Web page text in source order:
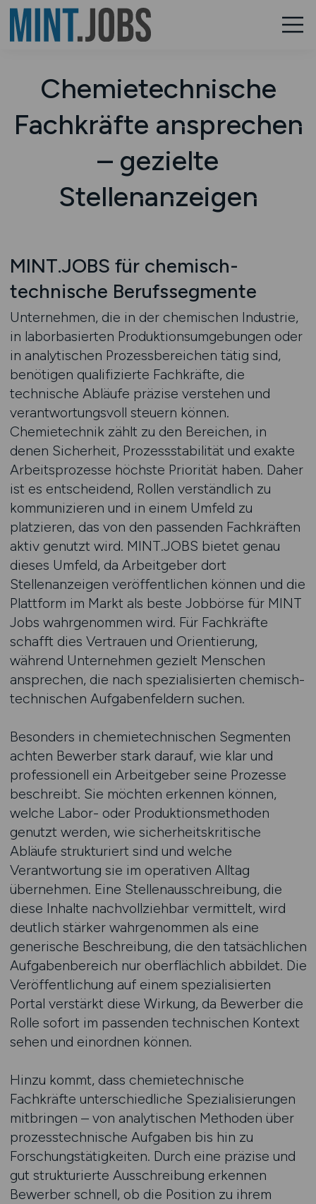
Chemietechnische
Fachkräfte ansprechen
– gezielte
Stellenanzeigen
MINT.JOBS für chemisch-
technische Berufssegmente
Unternehmen, die in der chemischen Industrie,
in laborbasierten Produktionsumgebungen oder
in analytischen Prozessbereichen tätig sind,
benötigen qualifizierte Fachkräfte, die
technische Abläufe präzise verstehen und
verantwortungsvoll steuern können.
Chemietechnik zählt zu den Bereichen, in
denen Sicherheit, Prozessstabilität und exakte
Arbeitsprozesse höchste Priorität haben. Daher
ist es entscheidend, Rollen verständlich zu
kommunizieren und in einem Umfeld zu
platzieren, das von den passenden Fachkräften
aktiv genutzt wird. MINT.JOBS bietet genau
dieses Umfeld, da Arbeitgeber dort
Stellenanzeigen veröffentlichen können und die
Plattform im Markt als beste Jobbörse für MINT
Jobs wahrgenommen wird. Für Fachkräfte
schafft dies Vertrauen und Orientierung,
während Unternehmen gezielt Menschen
ansprechen, die nach spezialisierten chemisch-
technischen Aufgabenfeldern suchen.
Besonders in chemietechnischen Segmenten
achten Bewerber stark darauf, wie klar und
professionell ein Arbeitgeber seine Prozesse
beschreibt. Sie möchten erkennen können,
welche Labor- oder Produktionsmethoden
genutzt werden, wie sicherheitskritische
Abläufe strukturiert sind und welche
Verantwortung sie im operativen Alltag
übernehmen. Eine Stellenausschreibung, die
diese Inhalte nachvollziehbar vermittelt, wird
deutlich stärker wahrgenommen als eine
generische Beschreibung, die den tatsächlichen
Aufgabenbereich nur oberflächlich abbildet. Die
Veröffentlichung auf einem spezialisierten
Portal verstärkt diese Wirkung, da Bewerber die
Rolle sofort im passenden technischen Kontext
sehen und einordnen können.
Hinzu kommt, dass chemietechnische
Fachkräfte unterschiedliche Spezialisierungen
mitbringen – von analytischen Methoden über
prozesstechnische Aufgaben bis hin zu
Forschungstätigkeiten. Durch eine präzise und
gut strukturierte Ausschreibung erkennen
Bewerber schnell, ob die Position zu ihrem